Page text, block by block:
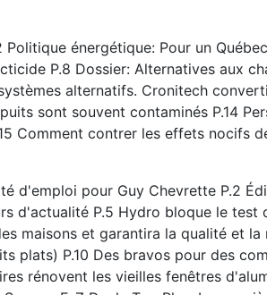
énergétique: Pour un
P.8 Dossier: Alternatives aux
alternatifs. Cronitech
sont souvent contaminés P.14
Comment contrer les effets nocifs
d'emploi pour Guy Chevrette P.2
d'actualité P.5 Hydro bloque le test
maisons et garantira la qualité et
plats) P.10 Des bravos pour des
rénovent les vieilles fenêtres